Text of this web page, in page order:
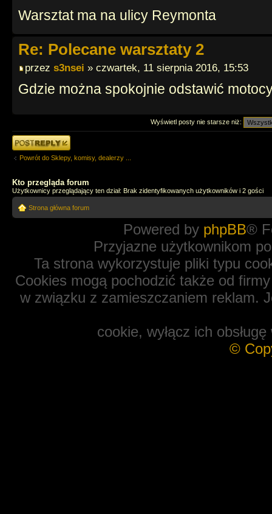
Warsztat ma na ulicy Reymonta
Re: Polecane warsztaty 2
przez s3nsei » czwartek, 11 sierpnia 2016, 15:53
Gdzie można spokojnie odstawić
Wyświetl posty nie starsze niż:
Odpowiedz
Powrót do Sklepy, komisy, dealerzy ...
Kto przegląda forum
Użytkownicy przeglądający ten dział: Brak zidentyfikowanych użytkowników i 2 gości
Strona główna forum
Powered by phpBB®
Przyjazne użytkownikom
Ta strona wykorzystuje pliki typu
Cookies mogą pochodzić także od
w związku z zamieszczaniem reklam.
cookie, wyłącz ich
©